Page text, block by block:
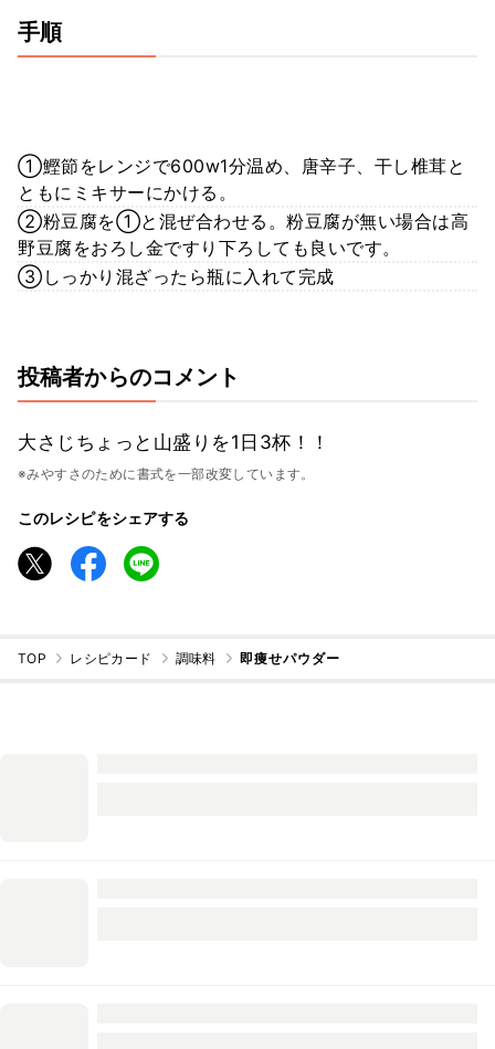
手順
①鰹節をレンジで600w1分温め、唐辛子、干し椎茸と
ともにミキサーにかける。
②粉豆腐を①と混ぜ合わせる。粉豆腐が無い場合は高
野豆腐をおろし金ですり下ろしても良いです。
③しっかり混ざったら瓶に入れて完成
投稿者からのコメント
大さじちょっと山盛りを1日3杯！！
※みやすさのために書式を一部改変しています。
このレシピをシェアする
TOP レシピカード 調味料 即痩せパウダー